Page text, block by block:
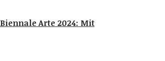
Biennale Arte 2024: Mit